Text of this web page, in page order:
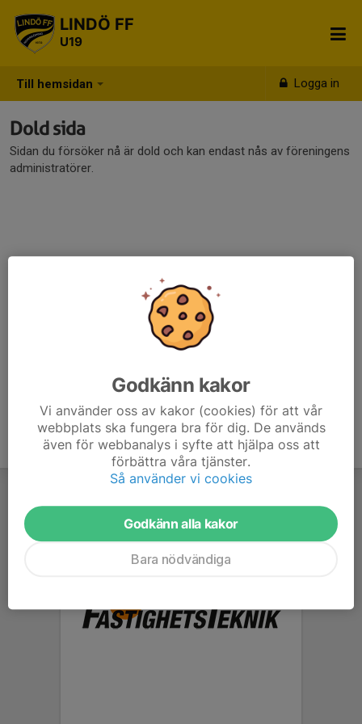
Till hemsidan Logga in
LINDÖ FF
U19
Dold sida
Sidan du försöker nå är dold och kan endast nås av föreningens
administratörer.
Godkänn kakor
Vi använder oss av kakor (cookies) för att vår
webbplats ska fungera bra för dig. De används
även för webbanalys i syfte att hjälpa oss att
förbättra våra tjänster.
Så använder vi cookies
Godkänn alla kakor
Bara nödvändiga